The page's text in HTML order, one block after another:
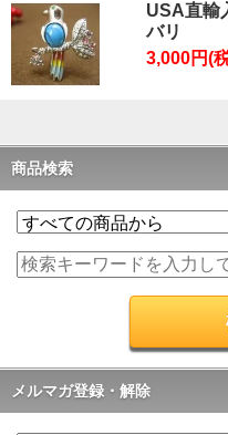
USA直輸
バリ
3,000円(
商品検索
メルマガ登録・解除